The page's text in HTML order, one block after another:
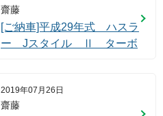
齋藤
[ご納車]平成29年式 ハスラ
ー Jスタイル Ⅱ ターボ
2019年07月26日
齋藤